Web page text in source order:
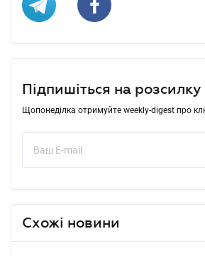
Підпишіться на розсилку
Щопонеділка отримуйте weekly-digest про
Схожі новини